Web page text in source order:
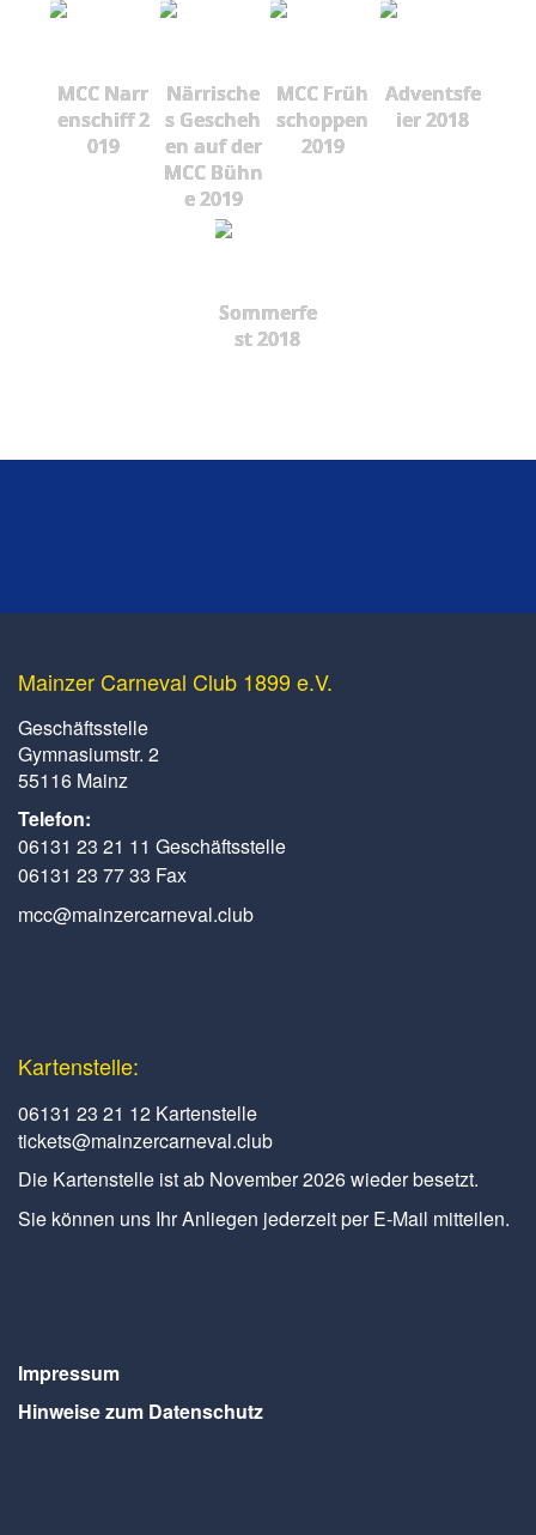
MCC Narr
enschiff 2
019
Närrische
s Gescheh
en auf der
MCC Bühn
e 2019
MCC Früh
schoppen
2019
Adventsfe
ier 2018
Sommerfe
st 2018
Mainzer Carneval Club 1899 e.V.
Geschäftsstelle
Gymnasiumstr. 2
55116 Mainz
Telefon:
06131 23 21 11 Geschäftsstelle
06131 23 77 33 Fax
mcc@mainzercarneval.club
Kartenstelle:
06131 23 21 12 Kartenstelle
tickets@mainzercarneval.club
Die Kartenstelle ist ab November 2026 wieder besetzt.
Sie können uns Ihr Anliegen jederzeit per E-Mail mitteilen.
Impressum
Hinweise zum Datenschutz